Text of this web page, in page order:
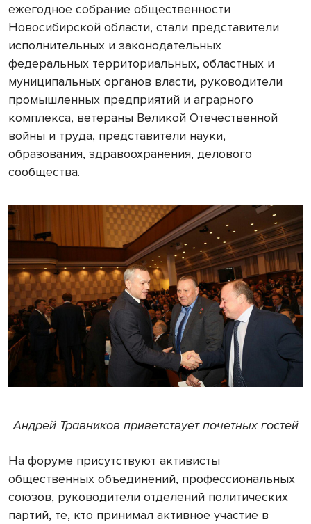
ежегодное собрание общественности
Новосибирской области, стали представители
исполнительных и законодательных
федеральных территориальных, областных и
муниципальных органов власти, руководители
промышленных предприятий и аграрного
комплекса, ветераны Великой Отечественной
войны и труда, представители науки,
образования, здравоохранения, делового
сообщества.
Андрей Травников приветствует почетных гостей
На форуме присутствуют активисты
общественных объединений, профессиональных
союзов, руководители отделений политических
партий, те, кто принимал активное участие в